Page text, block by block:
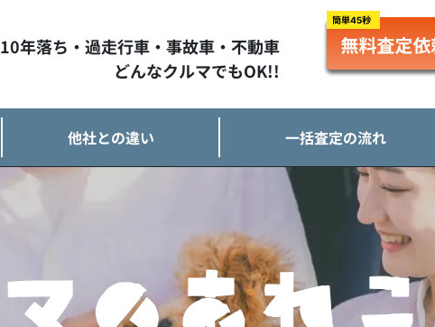
10年落ち・過走行車・事故車・不動車
どんなクルマでもOK!!
他社との違い 一括査定の流れ